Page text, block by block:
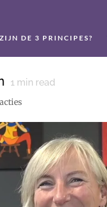
DE 3 PRINCIPES?
1 min read